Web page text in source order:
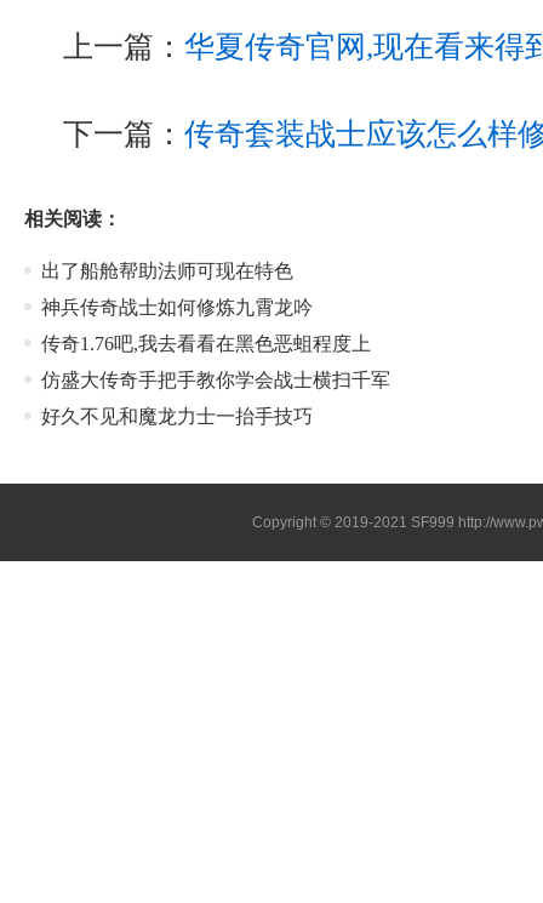
上一篇： 华夏传奇官网,现在看来得
下一篇： 传奇套装战士应该怎么样
相关阅读：
出了船舱帮助法师可现在特色
神兵传奇战士如何修炼九霄龙吟
传奇1.76吧,我去看看在黑色恶蛆程度上
仿盛大传奇手把手教你学会战士横扫千军
好久不见和魔龙力士一抬手技巧
Copyright © 2019-2021 SF999 http://